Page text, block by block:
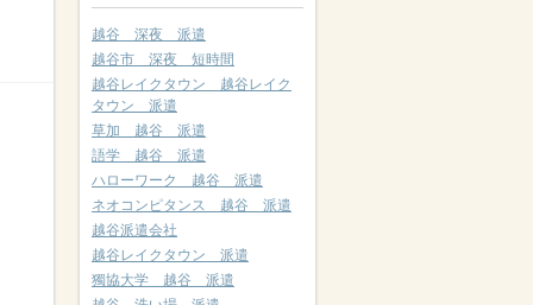
越谷 深夜 派遣
越谷市 深夜 短時間
越谷レイクタウン 越谷レイク
タウン 派遣
草加 越谷 派遣
語学 越谷 派遣
ハローワーク 越谷 派遣
ネオコンピタンス 越谷 派遣
越谷派遣会社
越谷レイクタウン 派遣
獨協大学 越谷 派遣